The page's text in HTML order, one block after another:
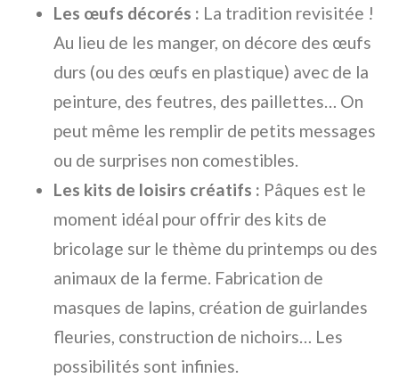
Les œufs décorés : La tradition revisitée !
Au lieu de les manger, on décore des œufs
durs (ou des œufs en plastique) avec de la
peinture, des feutres, des paillettes… On
peut même les remplir de petits messages
ou de surprises non comestibles.
Les kits de loisirs créatifs : Pâques est le
moment idéal pour offrir des kits de
bricolage sur le thème du printemps ou des
animaux de la ferme. Fabrication de
masques de lapins, création de guirlandes
fleuries, construction de nichoirs… Les
possibilités sont infinies.